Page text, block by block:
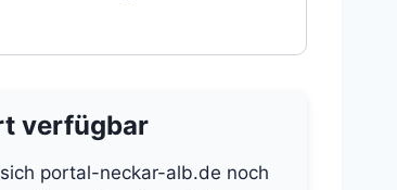
verfügbar
portal-neckar-alb.de noch